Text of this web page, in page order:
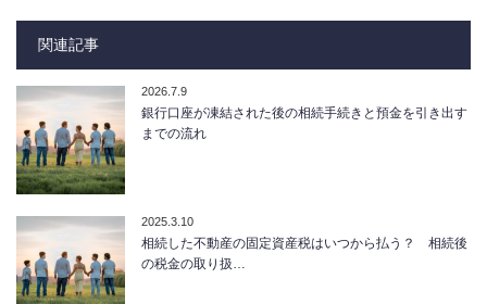
関連記事
2026.7.9
銀行口座が凍結された後の相続手続きと預金を引き出す
までの流れ
2025.3.10
相続した不動産の固定資産税はいつから払う？ 相続後
の税金の取り扱…